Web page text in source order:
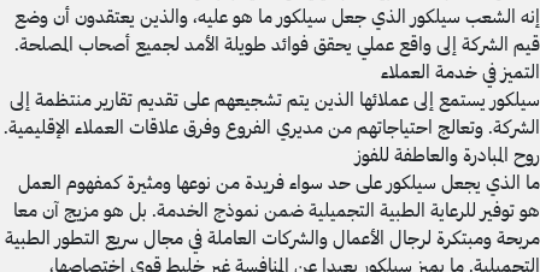
إنه الشعب سيلكور الذي جعل سيلكور ما هو عليه، والذين يعتقدون أن وضع
قيم الشركة إلى واقع عملي يحقق فوائد طويلة الأمد لجميع أصحاب المصلحة.
التميز في خدمة العملاء
سيلكور يستمع إلى عملائها الذين يتم تشجيعهم على تقديم تقارير منتظمة إلى
الشركة. وتعالج احتياجاتهم من مديري الفروع وفرق علاقات العملاء الإقليمية.
روح المبادرة والعاطفة للفوز
ما الذي يجعل سيلكور على حد سواء فريدة من نوعها ومثيرة كمفهوم العمل
هو توفير للرعاية الطبية التجميلية ضمن نموذج الخدمة. بل هو مزيج آن معا
مربحة ومبتكرة لرجال الأعمال والشركات العاملة في مجال سريع التطور الطبية
التجميلية. ما يميز سيلكور بعيدا عن المنافسة غير خليط قوي اختصاصها،